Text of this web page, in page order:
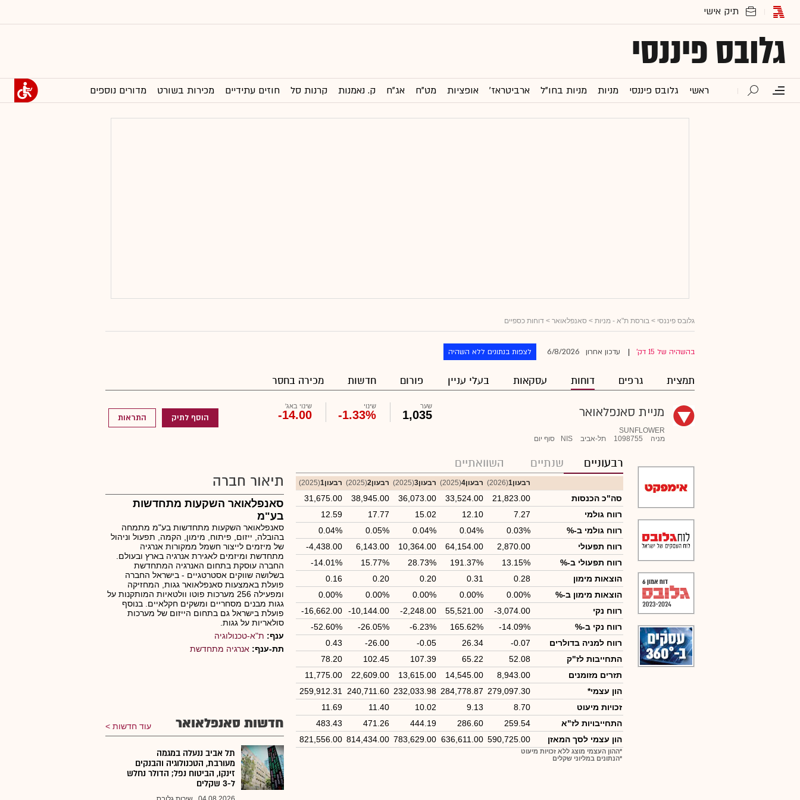
גלובס פיננסי
ראשי גלובס פיננסי מניות מניות בחו"ל ארביטראז' אופציות מט"ח אג"ח ק. נאמנות קרנות סל חוזים עתידיים מכירות בשורט מדורים נוספים
גלובס פיננסי > בורסת ת"א - מניות > סאנפלאואר > דוחות כספיים
בהשהיה של 15 דק' עדכון אחרון 6/8/2026 לצפות בנתונים ללא השהיה
תמצית גרפים דוחות עסקאות בעלי עניין פורום חדשות מכירה בחסר
מניית סאנפלאואר
SUNFLOWER
מניה
1098755 תל-אביב NIS סוף יום
שער
1,035
שינוי
-1.33%
שינוי באג'
-14.00 הוסף לתיק התראות
רבעוניים שנתיים השוואתיים
רבעון1 (2026) רבעון4 (2025) רבעון3 (2025) רבעון2 (2025) רבעון1 (2025)
סה"כ הכנסות 21,823.00
33,524.00
36,073.00
38,945.00
31,675.00
רווח גולמי
7.27
12.10
15.02
17.77
12.59
רווח גולמי ב-%
0.03%
0.04%
0.04%
0.05%
0.04%
רווח תפעולי
2,870.00
64,154.00
10,364.00
6,143.00
-4,438.00
רווח תפעולי ב-%
13.15%
191.37%
28.73%
15.77%
-14.01%
הוצאות מימון
0.28
0.31
0.20
0.20
0.16
הוצאות מימון ב-%
0.00%
0.00%
0.00%
0.00%
0.00%
רווח נקי
-3,074.00
55,521.00
-2,248.00
-10,144.00
-16,662.00
רווח נקי ב-%
-14.09%
165.62%
-6.23%
-26.05%
-52.60%
רווח למניה בדולרים
-0.07
26.34
-0.05
-26.00
0.43
התחייבות לז"ק
52.08
65.22
107.39
102.45
78.20
תזרים מזומנים
8,943.00
14,545.00
13,615.00
22,609.00
11,775.00
הון עצמי*
279,097.30
284,778.87
232,033.98
240,711.60
259,912.31
זכויות מיעוט
8.70
9.13
10.02
11.40
11.69
התחייבויות לז"א
259.54
286.60
444.19
471.26
483.43
הון עצמי לסך המאזן
590,725.00
636,611.00
783,629.00
814,434.00
821,556.00
*ההון העצמי מוצג ללא זכויות מיעוט
*הנתונים במליוני שקלים
תיאור חברה
סאנפלאואר השקעות מתחדשות
בע"מ
סאנפלאואר השקעות מתחדשות בע"מ מתמחה
בהובלה, ייזום, פיתוח, מימון, הקמה, תפעול וניהול
של מיזמים לייצור חשמל ממקורות אנרגיה
מתחדשת ומיזמים לאגירת אנרגיה בארץ ובעולם.
החברה עוסקת בתחום האנרגיה המתחדשת
בשלושה שווקים אסטרטגיים - בישראל החברה
פועלת באמצעות סאנפלאואר גגות, המחזיקה
ומפעילה 256 מערכות פוטו וולטאיות המותקנות על
גגות מבנים מסחריים ומשקים חקלאיים. בנוסף
פועלת בישראל גם בתחום הייזום של מערכות
סולאריות על גגות.
ענף: ת"א-טכנולוגיה
תת-ענף: אנרגיה מתחדשת
חדשות סאנפלאואר עוד חדשות
תל אביב ננעלה במגמה
מעורבת, הטכנולוגיה והבנקים
זינקו, הביטוח נפל; הדולר נחלש
ל-3 שקלים